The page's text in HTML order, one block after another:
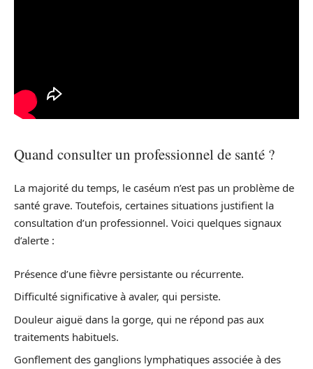
Quand consulter un professionnel de santé ?
La majorité du temps, le caséum n’est pas un problème de
santé grave. Toutefois, certaines situations justifient la
consultation d’un professionnel. Voici quelques signaux
d’alerte :
Présence d’une fièvre persistante ou récurrente.
Difficulté significative à avaler, qui persiste.
Douleur aiguë dans la gorge, qui ne répond pas aux
traitements habituels.
Gonflement des ganglions lymphatiques associée à des